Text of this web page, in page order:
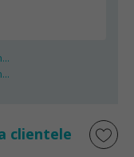
clientele